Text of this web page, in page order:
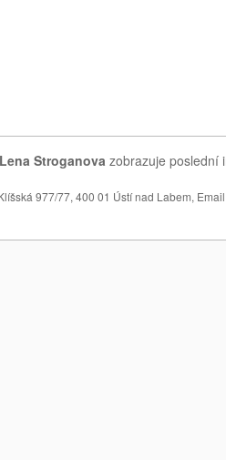
Lena Stroganova zobrazuje poslední
977/77, 400 01 Ústí nad Labem,